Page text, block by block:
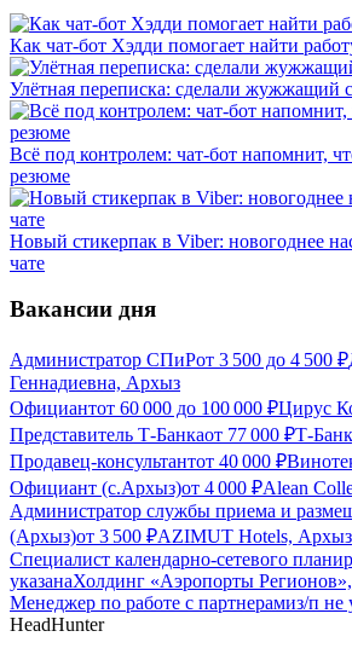
Как чат-бот Хэдди помогает найти
Улётная переписка: сделали жужжащий
Всё под контролем: чат-бот напомнит,
резюме
Новый стикерпак в Viber: новогоднее
чате
Вакансии дня
Администратор СПиРот 3 500 до 4 500 ₽
Геннадиевна, Архыз
Официантот 60 000 до 100 000 ₽Цирус
Представитель Т-Банкаот 77 000 ₽Т-
Продавец-консультантот 40 000 ₽
Официант (с.Архыз)от 4 000 ₽Alean
Администратор службы приема и
(Архыз)от 3 500 ₽AZIMUT Hotels, Архыз
Специалист календарно-сетевого
указанаХолдинг «Аэропорты
Менеджер по работе с партнерамиз/п не
HeadHunter